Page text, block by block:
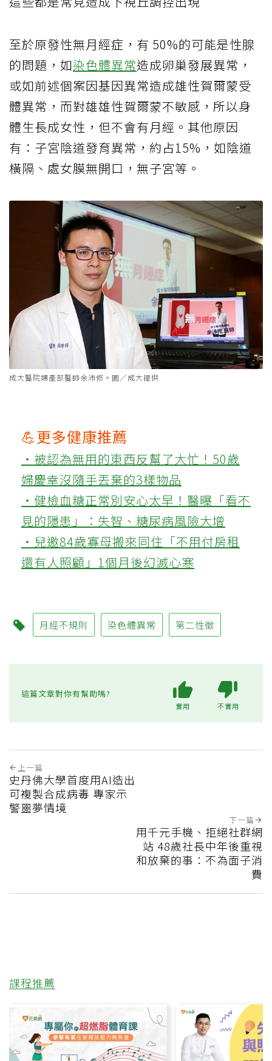
至於原發性無月經症，有 50%的可能是性腺
的問題，如染色體異常造成卵巢發展異常，
或如前述個案因基因異常造成雄性賀爾蒙受
體異常，而對雄雄性賀爾蒙不敏感，所以身
體生長成女性，但不會有月經。其他原因
有：子宮陰道發育異常，約占15%，如陰道
橫隔、處女膜無開口，無子宮等。
成大醫院婦產部醫師余沛修。圖／成大提供
💪更多健康推薦
‧被認為無用的東西反幫了大忙！50歲
婦慶幸沒隨手丟棄的3樣物品
‧健檢血糖正常別安心太早！醫曝「看不
見的隱患」：失智、糖尿病風險大增
‧兒邀84歲寡母搬來同住「不用付房租
還有人照顧」1個月後幻滅心寒
月經不規則 染色體異常 第二性徵
這篇文章對你有幫助嗎?
實用 不實用
上一篇
史丹佛大學首度用AI造出
可複製合成病毒 專家示
警噩夢情境
下一篇
用千元手機、拒絕社群網
站 48歲社長中年後重視
和放棄的事：不為面子消
費
課程推薦